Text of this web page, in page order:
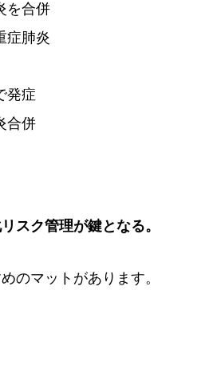
を合併
症肺炎
発症
合併
スク管理が鍵となる。
のマットがあります。